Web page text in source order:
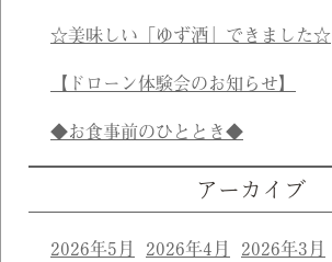
☆美味しい「ゆず酒」できました☆
【ドローン体験会のお知らせ】
◆お食事前のひととき◆
アーカイブ
2026年5月 2026年4月 2026年3月